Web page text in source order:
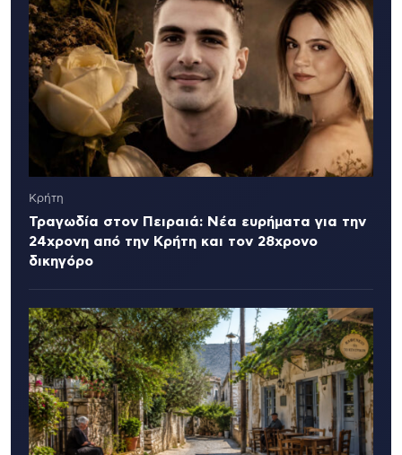
Κρήτη
Τραγωδία στον Πειραιά: Νέα ευρήματα για την
24χρονη από την Κρήτη και τον 28χρονο
δικηγόρο